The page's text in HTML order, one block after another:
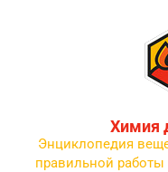
Химия
Энциклопедия
правильной